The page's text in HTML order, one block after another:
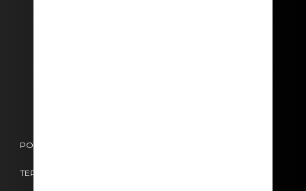
POLÍTICA DE COOKIES
TERMOS E CONDIÇÕES